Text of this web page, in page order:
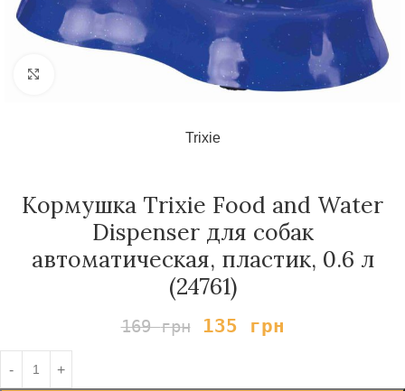
Нажмите, чтобы увеличить
Trixie
Кормушка Trixie Food and Water
Dispenser для собак
автоматическая, пластик, 0.6 л
(24761)
169грн 135 грн